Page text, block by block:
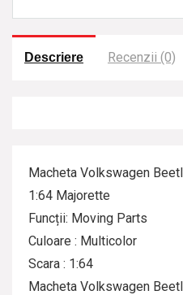
Descriere Recenzii (0)
Macheta Volkswagen
1:64 Majorette
Funcții: Moving Parts
Culoare : Multicolor
Scara : 1:64
Macheta Volkswagen